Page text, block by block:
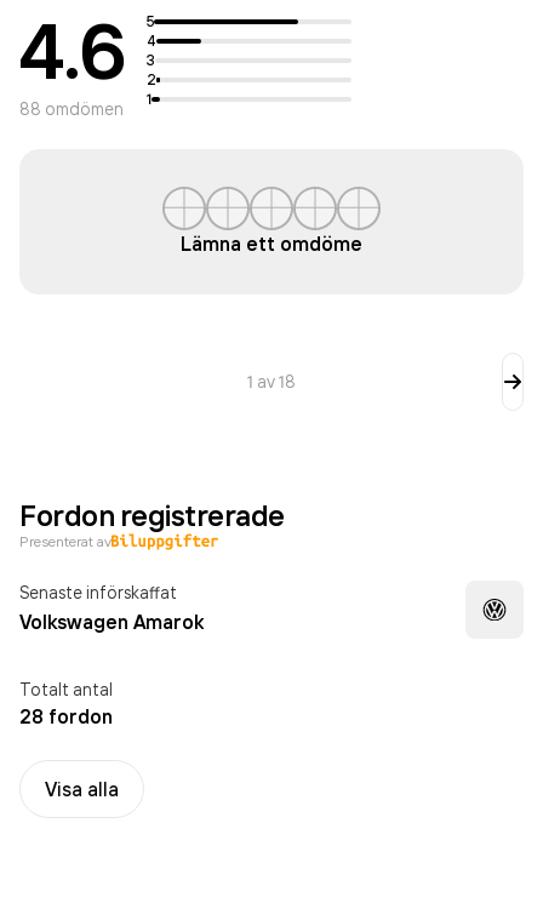
4.6
88 omdömen
5
4
3
2
1
Lämna ett omdöme
1 av18
Fordon registrerade
Presenterat av
Senaste införskaffat
Volkswagen Amarok
Totalt antal
28 fordon
Visa alla